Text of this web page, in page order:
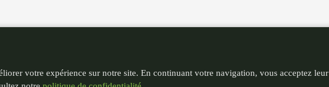
votre expérience sur notre site. En continuant votre navigation, vous acceptez leur